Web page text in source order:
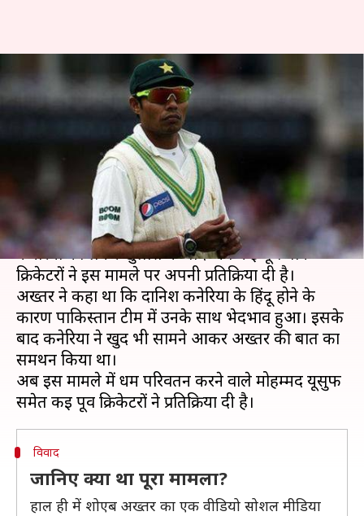
कनेरिया का हिंदु होने के कारण
पाकिस्तान टीम में भेदभाव का
आरोप, जानिए दिग्गजों की प्रतिक्रिया
Dec 28, 2019 07:26 pm
क्या है खबर?
पाकिस्तान के पूर्व तेज़ गेंदबाज़ शोएब अख्तर के दानिश
कनेरिया को लेकर खुलासे के बाद अब कई पूर्व पाक
क्रिकेटरों ने इस मामले पर अपनी प्रतिक्रिया दी है।
अख्तर ने कहा था कि दानिश कनेरिया के हिंदू होने के
कारण पाकिस्तान टीम में उनके साथ भेदभाव हुआ। इसके
बाद कनेरिया ने खुद भी सामने आकर अख्तर की बात का
समर्थन किया था।
अब इस मामले में धर्म परिवर्तन करने वाले मोहम्मद यूसुफ
विवाद
जानिए क्या था पूरा मामला?
हाल ही में शोएब अख्तर का एक वीडियो सोशल मीडिया